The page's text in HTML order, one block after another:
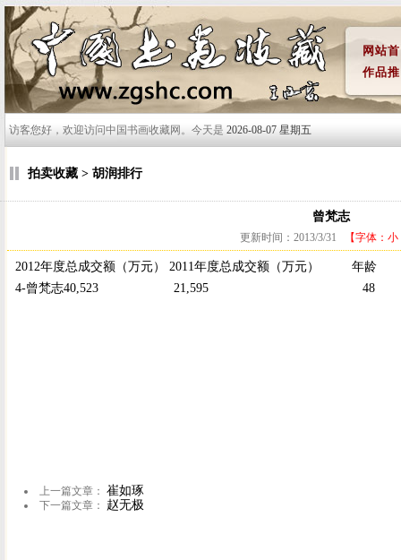
网站
作品
访客您好，欢迎访问中国书画收藏网。今天是 2026-08-07 星期五
拍卖收藏 > 胡润排行
曾梵志
更新时间：2013/3/31 【字体：小
2012年度总成交额（万元） 2011年度总成交额（万元）
4-曾梵志40,523 21,595 48
上一篇文章： 崔如琢
下一篇文章： 赵无极